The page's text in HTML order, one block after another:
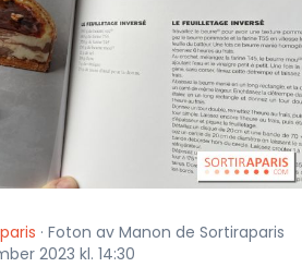
· Foton av Manon de Sortiraparis
2023 kl. 14:30